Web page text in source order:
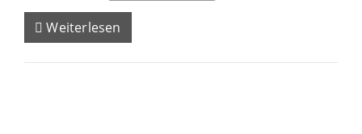
Weiterlesen